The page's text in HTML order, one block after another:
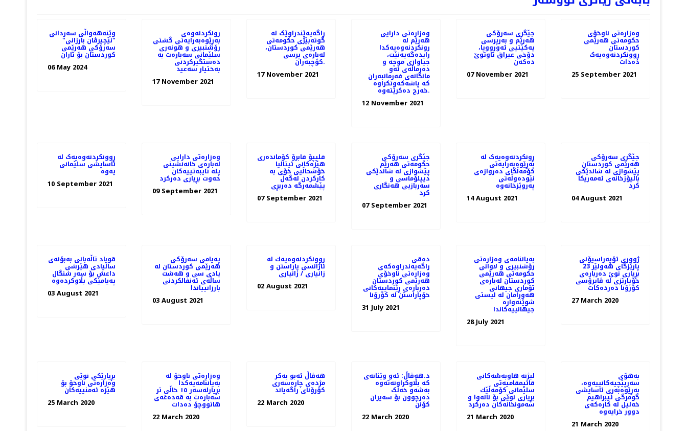
وێنه‌هه‌واڵی سه‌ردانی
"نێچیرڤان بارزانی"
سەرۆکی هەرێمی
کوردستان بۆ تاران
06 May 2024
رونکردنەوەی
بەڕێوەبەرایەتی گشتی
رۆشنبیری و هونەری
سلێمانی سەبارەت بە
دەستگیرکردنی
بەختیار سەعید
17 November 2021
ڕاگەیەێندراوێک لە
گوتەبێژی حکومەتی
ھەرێمی کوردستان،
لەبارەی پرسی
کۆچبەران.
17 November 2021
وەزارەتی دارایی
هەرێم لە
رونکردنەوەیەکدا
رایدەگەیەنێت،
جیاوازی موچە و
دەرماڵەی ئەو
مانگانەی فەرمانبەران
کە پاشەکەوتکراوە
خەرج دەکرێتەوە.
12 November 2021
جێگری سەرۆکی
هەرێم و بەرپرسی
یەکێتیی ئەورووپا،
دۆخى عيراق تاوتوێ
ده‌كه‌ن
07 November 2021
وەزارەتی ناوخۆی
حکومەتی هەرێمی
کوردستان
ڕوونکردنەوەیەک
دەدات
25 September 2021
ڕوونکردنەوەیەک لە
ئاسایشی سلێمانی
یەوە
10 September 2021
وەزارەتی دارایی
لەبارەی خانەنشینی
پلە تایبەتییەکان
حەوت بڕیاری دەرکرد
09 September 2021
فلیپۆ فابرۆ کۆماندەری
هێزەکانی ئیتالیا
خۆشحاڵیی خۆی بە
كاركردن لەگەڵ
پێشمەرگە دەربڕی
07 September 2021
جێگری سەرۆکی
حکومەتی هەرێم
پێشوازی لە شاندێکی
دیپلۆماسی و
سەربازیی هەنگاری
کرد
07 September 2021
ڕونکردنەوەیەک لە
بەڕێوەبەرایەتی
کۆمەڵگای دەروازەی
نێودەوڵەتی
پەروێزخانەوە
14 August 2021
جێگری سەرۆکی
هەرێمی کوردستان
پێشوازی لە شاندێکی
باڵیۆزخانه‌ی ئه‌مه‌ریکا
کرد
04 August 2021
قوباد تاڵەبانی بەبۆنەی
ساڵیادی هێرشی
داعش بۆ سەر شنگال
پەیامێکی بڵاوکردەوە
03 August 2021
پەیامی سەرۆکی
هەرێمی کوردستان له‌
يادى سى و هه‌شت
ساڵه‌ى ئه‌نفالكردنى
بارزانيياندا
03 August 2021
روونكردنه‌وه‌یه‌ك له‌
ئاژانسی پاراستن و
زانیاری / زانیاری
02 August 2021
دەقی
راگەیەندراوەکەی
وەزارەتی ناوخۆی
هەرێمی کوردستان
دەربارەی ڕێنماییەکانی
خۆپاراستن لە کۆرۆنا
31 July 2021
بەیاننامەی وەزارەتی
رۆشنبیری و لاوانی
حکومەتی هەرێمی
کوردستان لەبارەی
تۆماری جیهانی
هەورامان لە لیستی
شوێنەوارە
جیهانییەکاندا
28 July 2021
ژووری ئۆپەراسیۆنی
پارێزگای هەولێر 23
بڕیاری نوێ‌ دەربارەی
خۆپارێزی لە ڤایرۆسی
كۆرۆنا دەردەكات
27 March 2020
بڕیارێكی نوێی
وەزارەتی ناوخۆ بۆ
هێزە ئەمنییەكان
25 March 2020
وەزارەتی ناوخۆ لە
بەیاننامەیەکدا
بڕیارلەسەر ١٥ خاڵی تر
سەبارەت بە قەدەغەی
هاتووچۆ دەدات
22 March 2020
هه‌ڤاڵ ئه‌بو به‌كر
مژده‌ی چاره‌سه‌ری
کۆرۆنای راگه‌یاند
22 March 2020
د.هەڤاڵ: ئەو وێنانەی
کە بڵاوکراونەتەوە
بەشەو خەڵک
دەرچوون بۆ سەیران
کۆنن
22 March 2020
لیژنه‌ هاوبه‌شه‌كانی
قائیمقامیه‌تی
سلێمانی كۆمه‌ڵێك
بڕیاری نوێی بۆ نانه‌وا و
سه‌مونخانه‌كان ده‌ركرد
21 March 2020
بەهۆی
سەرپێچیەکانییەوە،
بەڕێوەبەری ئاسایشی
گومرگی ئیبراهیم
خەلیل لە کارەکەی
دوور خرایەوە
21 March 2020